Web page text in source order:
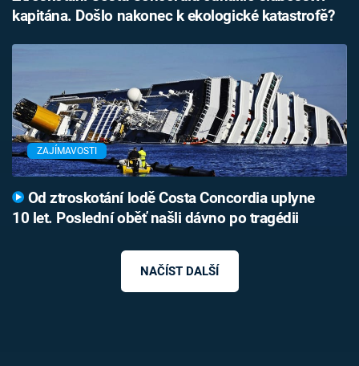
kapitána. Došlo nakonec k ekologické katastrofě?
ZAJÍMAVOSTI
Od ztroskotání lodě Costa Concordia uplyne
10 let. Poslední oběť našli dávno po tragédii
NAČÍST DALŠÍ